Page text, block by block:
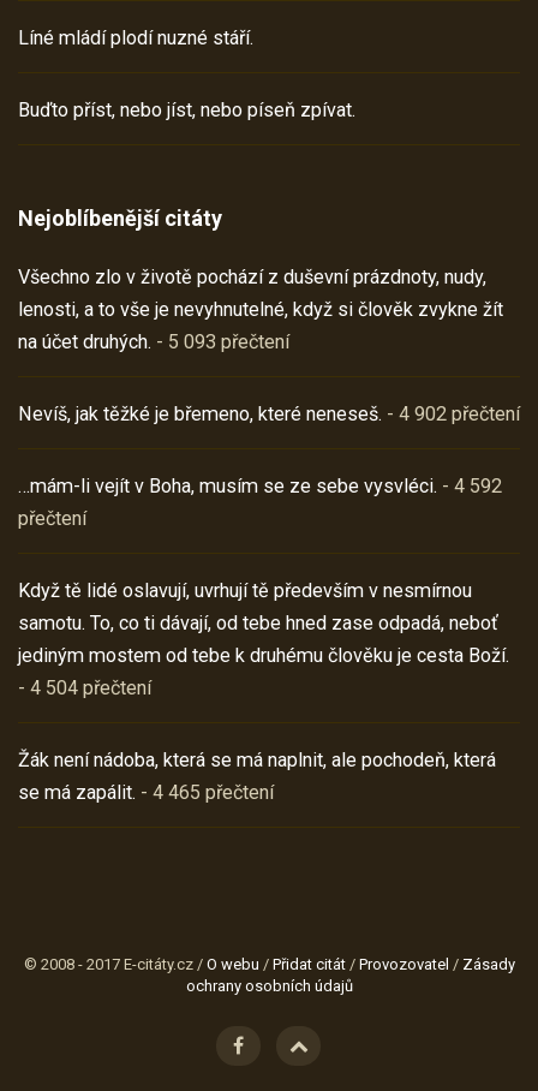
Líné mládí plodí nuzné stáří.
Buďto příst, nebo jíst, nebo píseň zpívat.
Nejoblíbenější citáty
Všechno zlo v životě pochází z duševní prázdnoty, nudy,
lenosti, a to vše je nevyhnutelné, když si člověk zvykne žít
na účet druhých. - 5 093 přečtení
Nevíš, jak těžké je břemeno, které neneseš. - 4 902 přečtení
…mám-li vejít v Boha, musím se ze sebe vysvléci. - 4 592
přečtení
Když tě lidé oslavují, uvrhují tě především v nesmírnou
samotu. To, co ti dávají, od tebe hned zase odpadá, neboť
jediným mostem od tebe k druhému člověku je cesta Boží.
- 4 504 přečtení
Žák není nádoba, která se má naplnit, ale pochodeň, která
se má zapálit. - 4 465 přečtení
© 2008 - 2017 E-citáty.cz / O webu / Přidat citát/ Provozovatel / Zásady
ochrany osobních údajů